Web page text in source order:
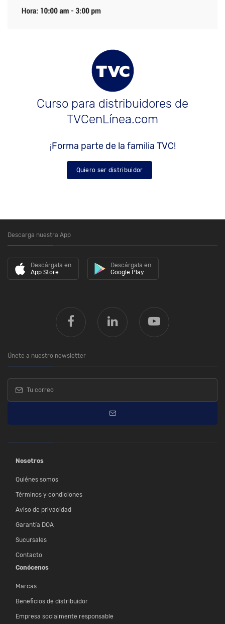
Curso para distribuidores de
TVCenLínea.com
¡Forma parte de la familia TVC!
Quiero ser distribuidor
Descarga nuestra App
Descárgala en
App Store
Descárgala en
Google Play
Únete a nuestro newsletter
Nosotros
Quiénes somos
Términos y condiciones
Aviso de privacidad
Garantía DOA
Sucursales
Contacto
Conócenos
Marcas
Beneficios de distribuidor
Empresa socialmente responsable